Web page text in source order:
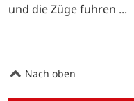
und die Züge fuhren ...
Nach oben